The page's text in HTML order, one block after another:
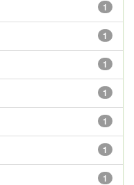
1
1
1
1
1
1
1